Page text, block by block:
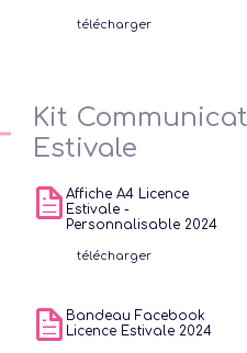
télécharger
Kit
Estivale
Affiche A4 Licence
Estivale -
Personnalisable 2024
télécharger
Bandeau Facebook
Licence Estivale 2024